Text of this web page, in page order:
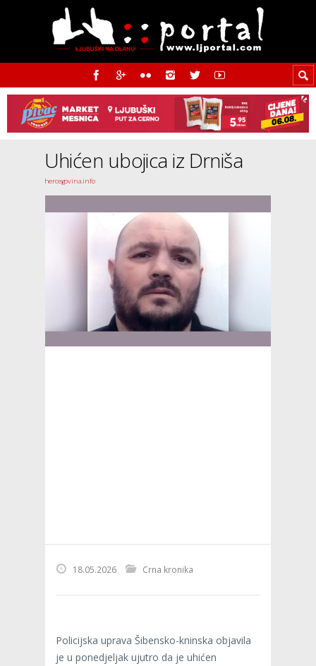
Uhićen ubojica iz Drniša
hercegovina.info
18.05.2026 Crna kronika
Policijska uprava Šibensko-kninska objavila
je u ponedjeljak ujutro da je uhićen